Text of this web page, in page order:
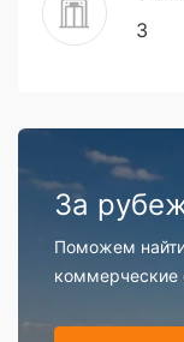
3
За
Поможем
коммерческие